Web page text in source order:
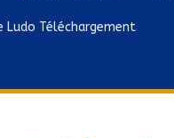
Ludo Téléchargement